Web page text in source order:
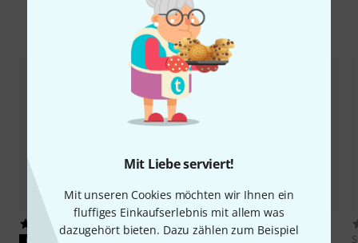
Mit Liebe serviert!
Mit unseren Cookies möchten wir Ihnen ein
fluffiges Einkaufserlebnis mit allem was
dazugehört bieten. Dazu zählen zum Beispiel
Zubehör & passende Artikel
439 50